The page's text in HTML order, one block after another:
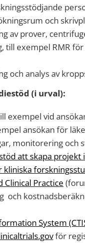
och
av prover,
till exempel RMR
och analys av
(i urval):
exempel vid
ansökan för
monitorering och
att skapa projekt
kliniska
Clinical Practice
och
System
för